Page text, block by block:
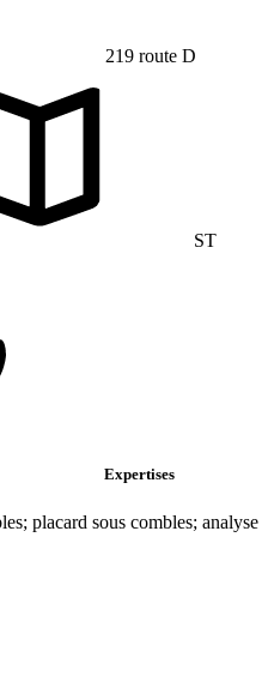
219 route D
ST
Expertises
placard sous combles; analyse